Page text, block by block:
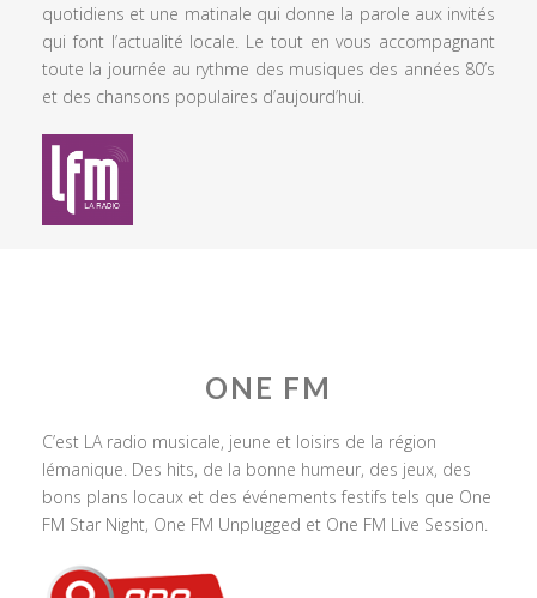
quotidiens et une matinale qui donne la parole aux invités
qui font l’actualité locale. Le tout en vous accompagnant
toute la journée au rythme des musiques des années 80’s
et des chansons populaires d’aujourd’hui.
ONE FM
C’est LA radio musicale, jeune et loisirs de la région
lémanique. Des hits, de la bonne humeur, des jeux, des
bons plans locaux et des événements festifs tels que One
FM Star Night, One FM Unplugged et One FM Live Session.